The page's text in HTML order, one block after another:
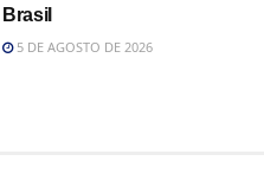
Brasil
5 DE AGOSTO DE 2026